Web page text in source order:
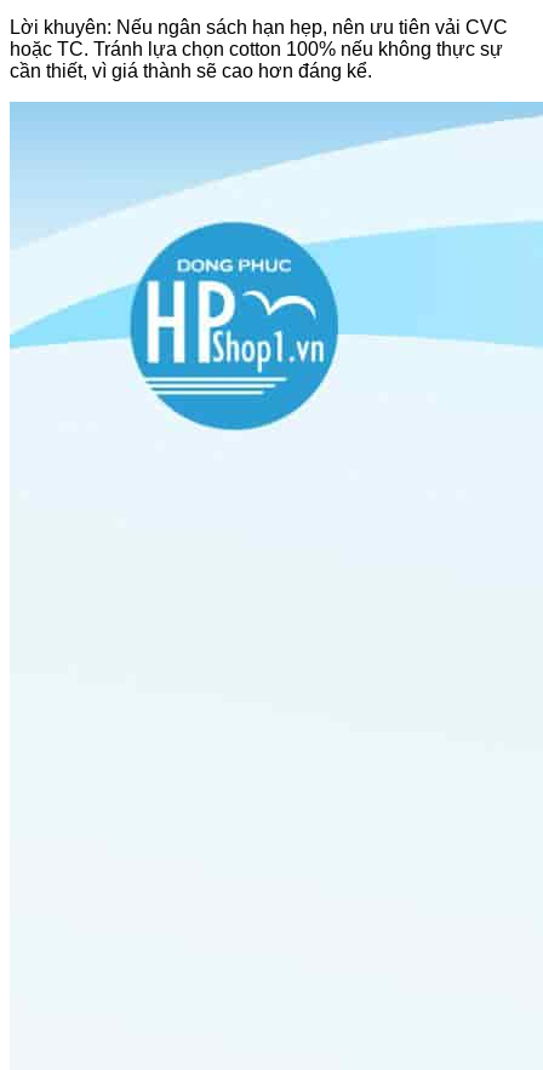
Lời khuyên: Nếu ngân sách hạn hẹp, nên ưu tiên vải CVC
hoặc TC. Tránh lựa chọn cotton 100% nếu không thực sự
cần thiết, vì giá thành sẽ cao hơn đáng kể.